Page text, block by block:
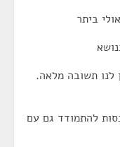
ביתר
לנו תשובה מלאה.
להתמודד גם עם